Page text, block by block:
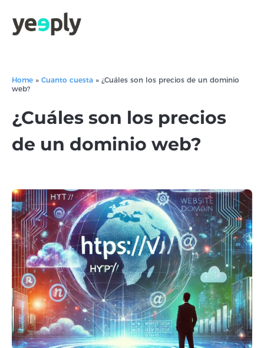
Home » Cuanto cuesta » ¿Cuáles son los precios de un dominio
web?
¿Cuáles son los precios
de un dominio web?